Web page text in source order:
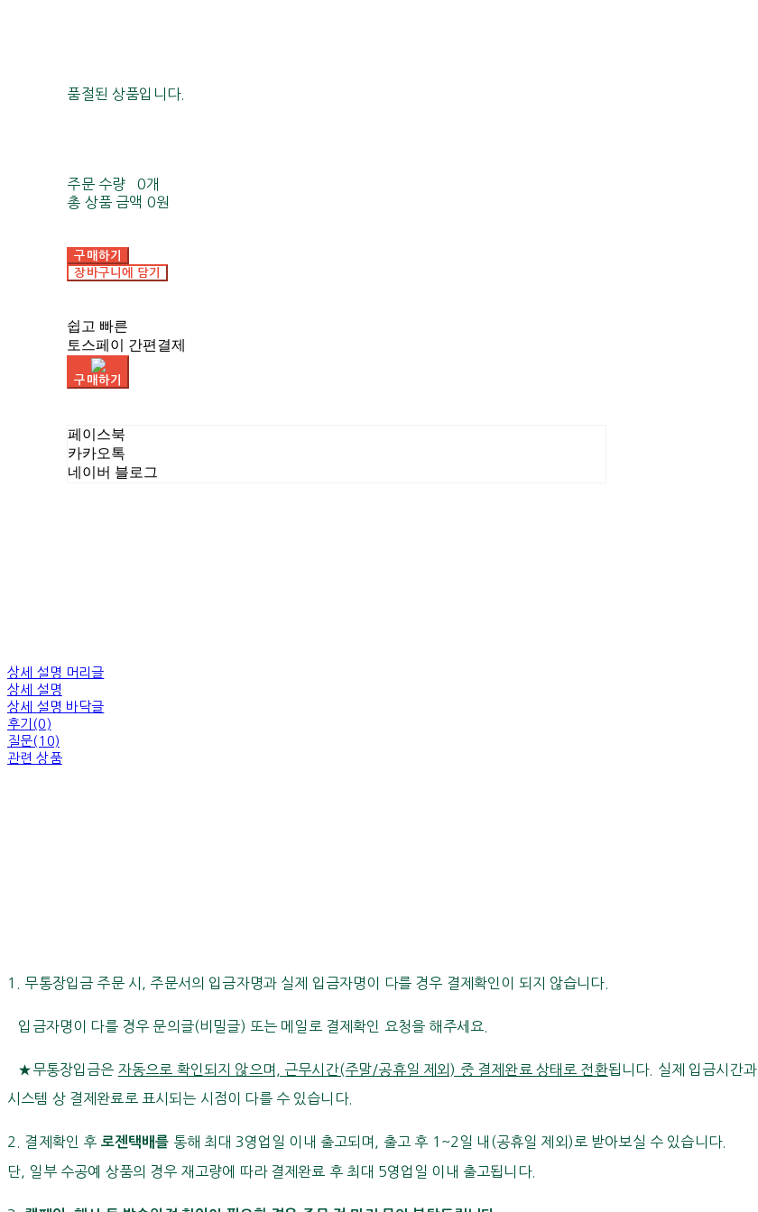
품절된 상품입니다.
주문 수량
0개
총 상품 금액 0원
구매하기
장바구니에 담기
쉽고 빠른
토스페이 간편결제
구매하기
페이스북
카카오톡
네이버 블로그
상세 설명 머리글
상세 설명
상세 설명 바닥글
후기(0)
질문(10)
관련 상품
1. 무통장입금 주문 시, 주문서의 입금자명과 실제 입금자명이 다를 경우 결제확인이 되지 않습니다.
입금자명이 다를 경우 문의글(비밀글) 또는 메일로 결제확인 요청을 해주세요.
★무통장입금은 자동으로 확인되지 않으며, 근무시간(주말/공휴일 제외) 중 결제완료 상태로 전환됩니다. 실제 입금시간과
시스템 상 결제완료로 표시되는 시점이 다를 수 있습니다.
2. 결제확인 후 로젠택배를 통해 최대 3영업일 이내 출고되며, 출고 후 1~2일 내(공휴일 제외)로 받아보실 수 있습니다.
단, 일부 수공예 상품의 경우 재고량에 따라 결제완료 후 최대 5영업일 이내 출고됩니다.